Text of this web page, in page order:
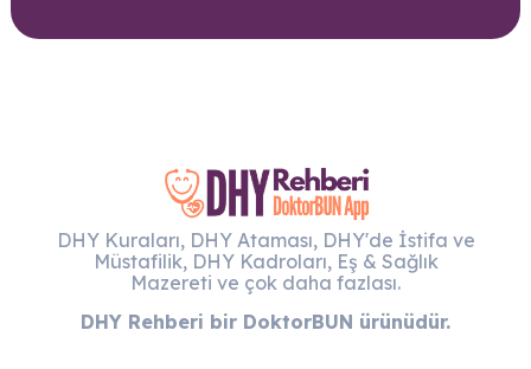
DHY Kuraları, DHY Ataması, DHY'de İstifa ve
Müstafilik, DHY Kadroları, Eş & Sağlık
Mazereti ve çok daha fazlası.
DHY Rehberi bir DoktorBUN ürünüdür.